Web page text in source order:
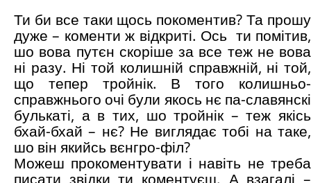
Ти би все таки щось покоментив? Та прошу
дуже – коменти ж відкриті. Ось ти помітив,
шо вова путєн скоріше за все теж не вова
ні разу. Ні той колишній справжній, ні той,
що тепер тройнік. В того колишньо-
справжнього очі були якось нє па-славянскі
булькаті, а в тих, шо тройнік – теж якісь
бхай-бхай – нє? Не виглядає тобі на таке,
шо він якийсь вєнгро-філ?
Можеш прокоментувати і навіть не треба
писати звідки ти коментуєш. А взагалі –